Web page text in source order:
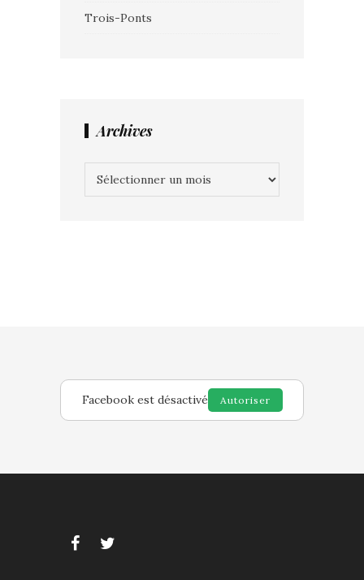
Trois-Ponts
Archives
Facebook est désactivé Autoriser